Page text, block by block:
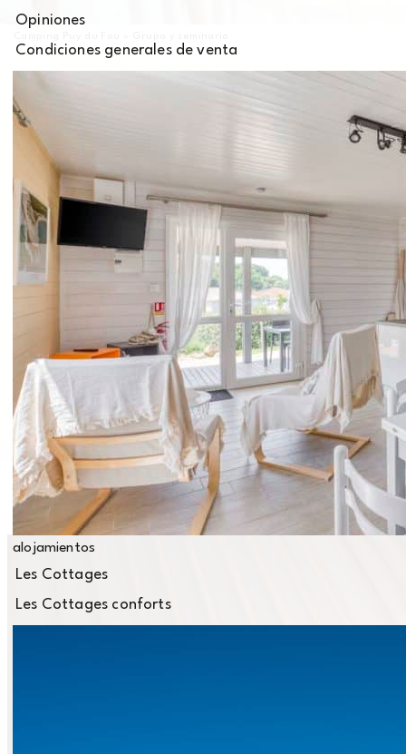
Opiniones
Condiciones generales de venta
alojamientos
Les Cottages
Les Cottages conforts
Tiene que organizar
un evento
¿Reunión familiar?
¿Matrimonio?
¿Bautismo?
Seminario de empresa ?
Creación de equipos ?
Tenemos lo que necesitas: 2 salas con
capacidad para unas 100 personas cada una.
Información y consultas a nuestro
departamento de grupos:
Contacto con nosotros